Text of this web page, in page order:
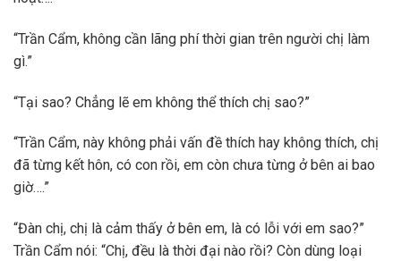
“Trần Cẩm, không cần lãng phí thời gian trên người chị làm
gì.”
“Tại sao? Chẳng lẽ em không thể thích chị sao?”
“Trần Cẩm, này không phải vấn đề thích hay không thích, chị
đã từng kết hôn, có con rồi, em còn chưa từng ở bên ai bao
giờ….”
“Đàn chị, chị là cảm thấy ở bên em, là có lỗi với em sao?”
Trần Cẩm nói: “Chị, đều là thời đại nào rồi? Còn dùng loại